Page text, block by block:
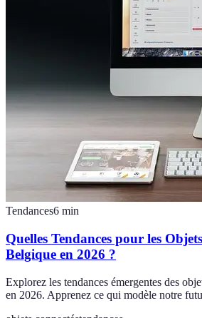
Tendances6 min
Quelles Tendances pour les
Belgique en 2026 ?
Explorez les tendances émergentes des
en 2026. Apprenez ce qui modèle notre